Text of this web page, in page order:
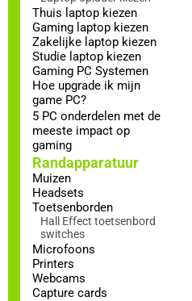
Thuis laptop kiezen
Gaming laptop kiezen
Zakelijke laptop kiezen
Studie laptop kiezen
Gaming PC Systemen
Hoe upgrade ik mijn
game PC?
5 PC onderdelen met de
meeste impact op
gaming
Randapparatuur
Muizen
Headsets
Toetsenborden
Hall Effect toetsenbord
switches
Microfoons
Printers
Webcams
Capture cards